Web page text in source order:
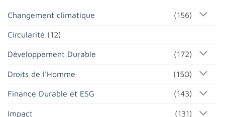
Changement climatique (156)
Circularité (12)
Développement Durable (172)
Droits de l'Homme (150)
Finance Durable et ESG (143)
Impact (131)